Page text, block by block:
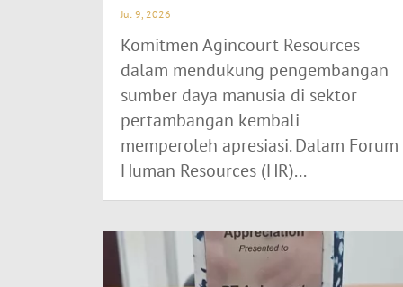
Jul 9, 2026
Komitmen Agincourt Resources
dalam mendukung pengembangan
sumber daya manusia di sektor
pertambangan kembali
memperoleh apresiasi. Dalam Forum
Human Resources (HR)...